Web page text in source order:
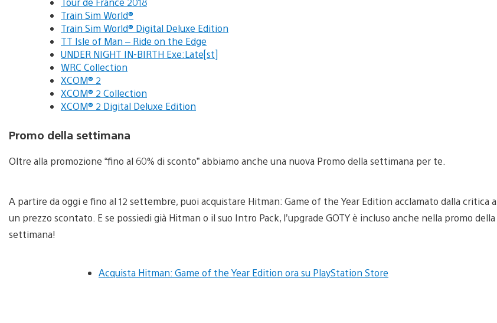
Train Sim World®
Train Sim World® Digital Deluxe Edition
TT Isle of Man – Ride on the Edge
UNDER NIGHT IN-BIRTH Exe:Late[st]
WRC Collection
XCOM® 2
XCOM® 2 Collection
XCOM® 2 Digital Deluxe Edition
Promo della settimana
Oltre alla promozione “fino al 60% di sconto” abbiamo anche una nuova Promo della settimana per te.
A partire da oggi e fino al 12 settembre, puoi acquistare Hitman: Game of the Year Edition acclamato dalla critica a
un prezzo scontato. E se possiedi già Hitman o il suo Intro Pack, l’upgrade GOTY è incluso anche nella promo della
settimana!
Acquista Hitman: Game of the Year Edition ora su PlayStation Store